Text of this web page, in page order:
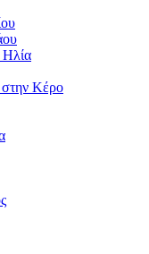
στην Κέρο